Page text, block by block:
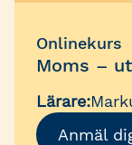
Onlinekurs
Moms –
Lärare:
Anmäl